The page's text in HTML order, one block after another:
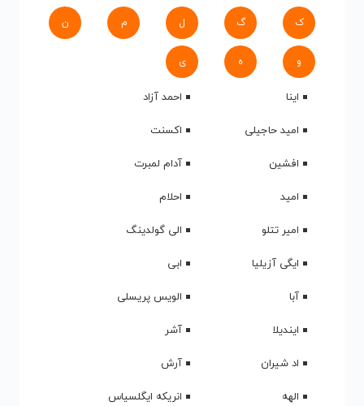
ک گ ل م ن
و ه ی
اینا
احمد آزاد
امید حاجیلی
اکسنت
افشین
آدام لمبرت
امید
احلام
امیر تتلو
الی گولدینگ
ایگی آزیلیا
ابی
آبا
الویس پریسلی
ایندیلا
آشر
اد شیران
آرش
الهه
انریکه ایگلسیاس